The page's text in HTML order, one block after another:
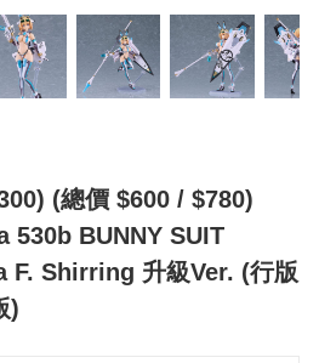
(總價 $600 / $780)
530b BUNNY SUIT
F. Shirring 升級Ver. (行版
)